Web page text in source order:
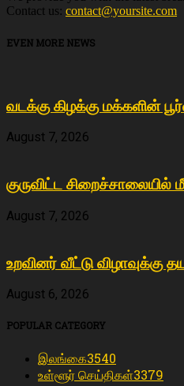
Contact us: contact@yoursite.com
EVEN MORE NEWS
வடக்கு கிழக்கு மக்களின்
August 7, 2026
குருவிட்ட
August 7, 2026
உறவினர் வீட்டு விழாவுக்கு
August 6, 2026
POPULAR CATEGORY
இலங்கை3540
உள்ளூர் செய்திகள்3379